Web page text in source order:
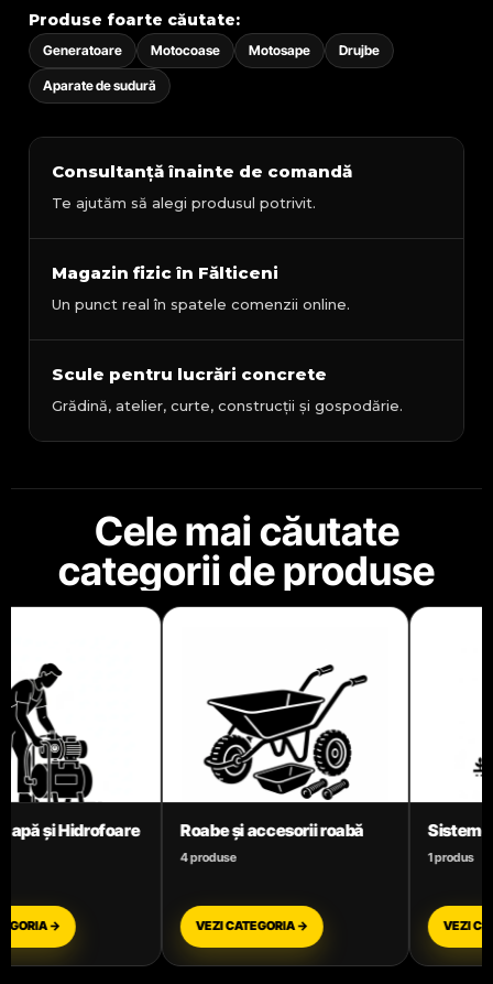
Produse foarte căutate:
Generatoare Motocoase Motosape Drujbe
Aparate de sudură
Consultanță înainte de comandă
Te ajutăm să alegi produsul potrivit.
Magazin fizic în Fălticeni
Un punct real în spatele comenzii online.
Scule pentru lucrări concrete
Grădină, atelier, curte, construcții și gospodărie.
Cele mai căutate
categorii de produse
roabă
→
Sisteme de irigare
1 produs
VEZI CATEGORIA →
Suflante și
frunze
VEZI